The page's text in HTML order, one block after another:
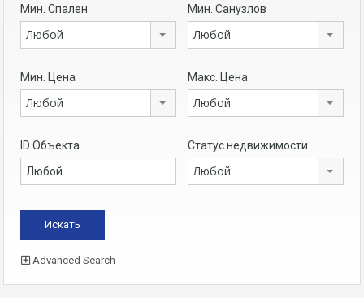
Мин. Спален
Любой
Мин. Санузлов
Любой
Мин. Цена
Любой
Макс. Цена
Любой
ID Объекта Статус недвижимости
Любой
Advanced Search